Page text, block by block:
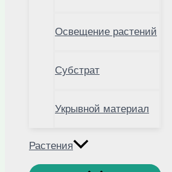
Освещение растений
Субстрат
Укрывной материал
Растения